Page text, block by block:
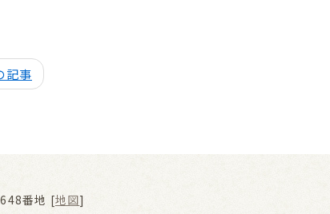
記事
番地 [地図]